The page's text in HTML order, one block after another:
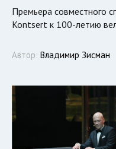
Премьера совместного
Kontsert к 100-летию
Автор: Владимир Зисман